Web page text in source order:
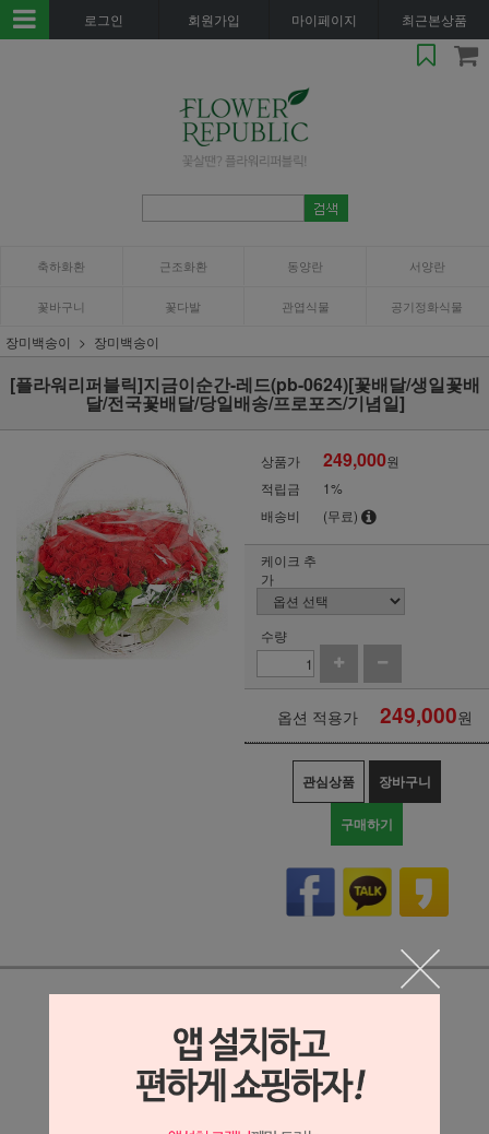
로그인 회원가입 마이페이지 최근본상품
축하화환 근조화환 동양란 서양란
꽃바구니 꽃다발 관엽식물 공기정화식물
장미백송이 장미백송이
[플라워리퍼블릭]지금이순간-레드(pb-0624)[꽃배달/생일꽃배
달/전국꽃배달/당일배송/프로포즈/기념일]
상품가 249,000원
적립금
1%
배송비
(무료)
케이크 추
가
수량
옵션 적용가 249,000원
관심상품 장바구니
구매하기
상세정보 새창 열기
상세 정보를 확대해 보실 수 있습니다.